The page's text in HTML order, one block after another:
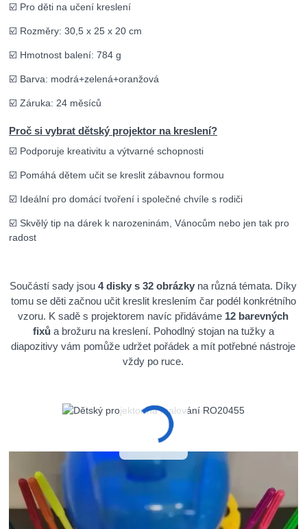
☑️ Pro děti na učení kreslení
☑️ Rozměry: 30,5 x 25 x 20 cm
☑️ Hmotnost balení: 784 g
☑️ Barva: modrá+zelená+oranžová
☑️ Záruka: 24 měsíců
Proč si vybrat dětský projektor na kreslení?
☑️ Podporuje kreativitu a výtvarné schopnosti
☑️ Pomáhá dětem učit se kreslit zábavnou formou
☑️ Ideální pro domácí tvoření i společné chvíle s rodiči
☑️ Skvělý tip na dárek k narozeninám, Vánocům nebo jen tak pro
radost
Součástí sady jsou 4 disky s 32 obrázky na různá témata. Díky
tomu se děti začnou učit kreslit kreslením čar podél konkrétního
vzoru. K sadě s projektorem navíc přidáváme 12 barevných
fixů a brožuru na kreslení. Pohodlný stojan na tužky a
diapozitivy vám pomůže udržet pořádek a mít potřebné nástroje
vždy po ruce.